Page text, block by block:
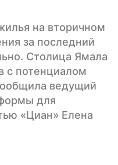
на вторичном
за последний
Столица Ямала
с потенциалом
ведущий
для
«Циан» Елена